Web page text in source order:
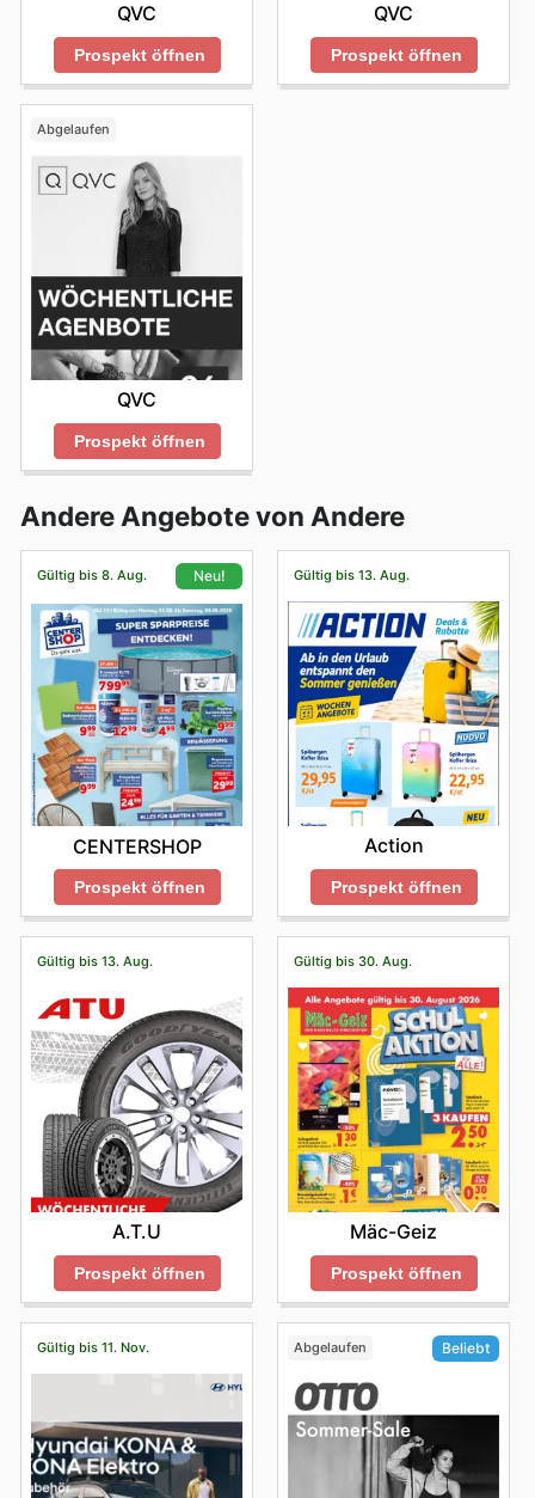
QVC
Prospekt öffnen
QVC
Prospekt öffnen
Abgelaufen
QVC
Prospekt öffnen
Andere Angebote von Andere
Gültig bis 8. Aug. Neu!
CENTERSHOP
Prospekt öffnen
Gültig bis 13. Aug.
Action
Prospekt öffnen
Gültig bis 13. Aug.
A.T.U
Prospekt öffnen
Gültig bis 30. Aug.
Mäc-Geiz
Prospekt öffnen
Gültig bis 11. Nov. Abgelaufen Beliebt